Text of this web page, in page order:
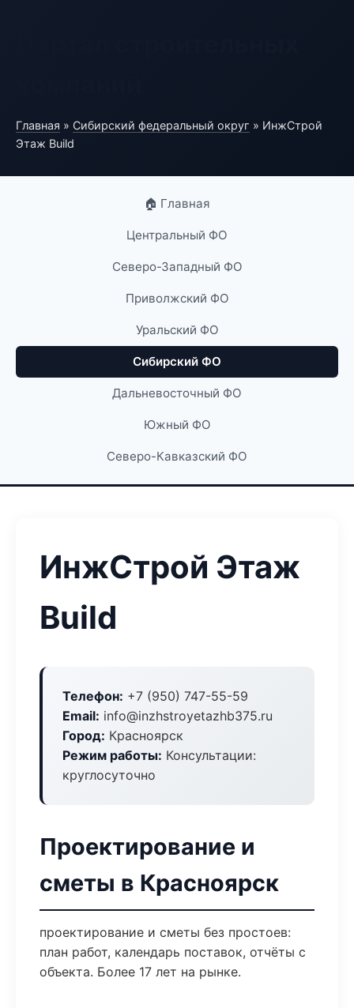
Главная » Сибирский федеральный округ » ИнжСтрой
Этаж Build
🏠 Главная
Центральный ФО
Северо-Западный ФО
Приволжский ФО
Уральский ФО
Сибирский ФО
Дальневосточный ФО
Южный ФО
Северо-Кавказский ФО
ИнжСтрой Этаж
Build
Телефон: +7 (950) 747-55-59
Email: info@inzhstroyetazhb375.ru
Город: Красноярск
Режим работы: Консультации:
круглосуточно
Проектирование и
сметы в Красноярск
проектирование и сметы без простоев:
план работ, календарь поставок, отчёты с
объекта. Более 17 лет на рынке.